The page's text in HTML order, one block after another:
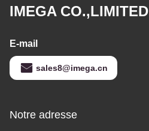
IMEGA CO.,LIMITED
E-mail
sales8@imega.cn
Notre adresse